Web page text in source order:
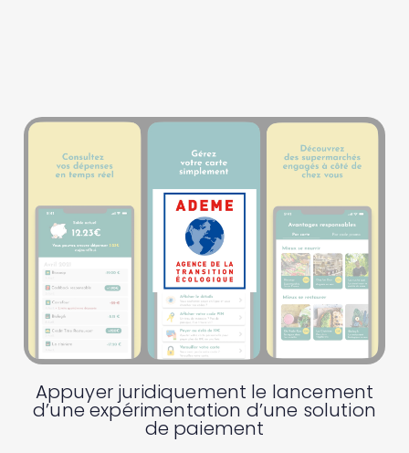
Appuyer juridiquement le lancement
d’une expérimentation d’une solution
de paiement